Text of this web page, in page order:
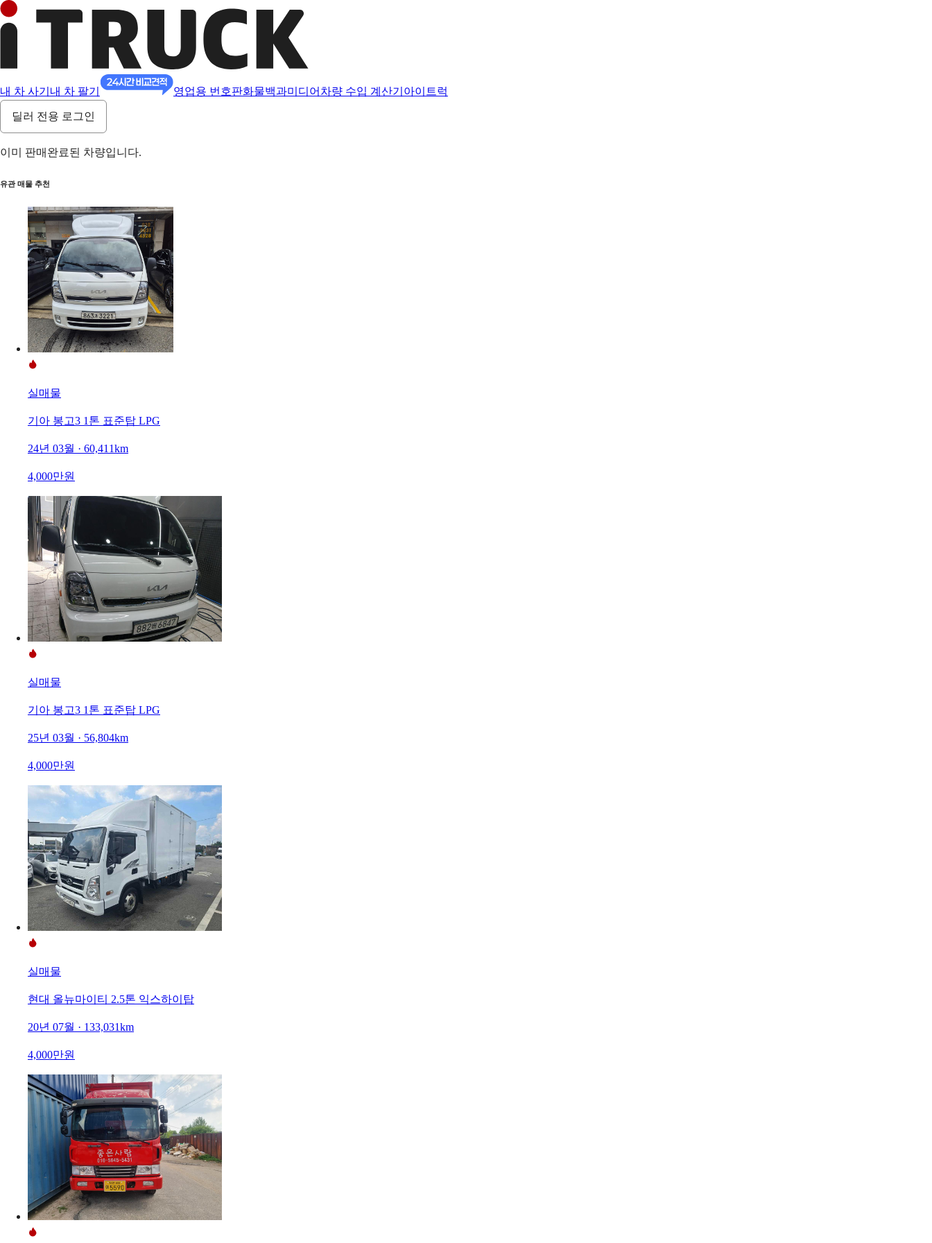
내 차 사기 내 차 팔기 영업용 번호판화물백과미디어 차량 수입 계산기 아이트럭
딜러 전용 로그인
이미 판매완료된 차량입니다.
유관 매물 추천
실매물
기아 봉고3 1톤 표준탑 LPG
24년 03월 · 60,411km
4,000만원
실매물
기아 봉고3 1톤 표준탑 LPG
25년 03월 · 56,804km
4,000만원
실매물
현대 올뉴마이티 2.5톤 익스하이탑
20년 07월 · 133,031km
4,000만원